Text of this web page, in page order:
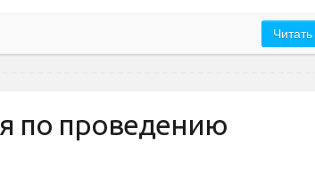
Читать
по проведению